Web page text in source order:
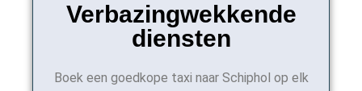
Verbazingwekkende
diensten
Boek een goedkope taxi naar Schiphol op elk